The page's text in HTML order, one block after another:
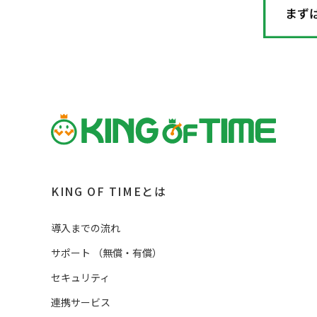
KING OF TIMEとは
導入までの流れ
サポート
（無償・有償）
セキュリティ
連携サービス